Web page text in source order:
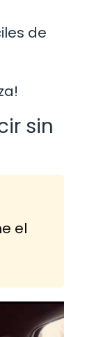
de
sin
el